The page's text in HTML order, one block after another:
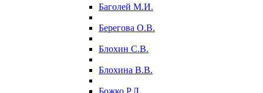
Баголей М.И.
Берегова О.В.
Блохин С.В.
Блохина В.В.
Божко Р.Л.